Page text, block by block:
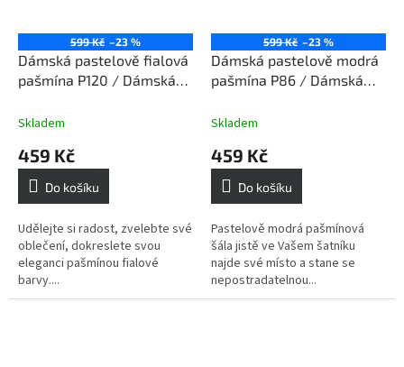
599 Kč –23 %
Dámská pastelově fialová
pašmína P120 / Dámská
Skladem
459 Kč
Do košíku
Udělejte si radost, zvelebte své
oblečení, dokreslete svou
eleganci pašmínou fialové
barvy....
599 Kč –23 %
Dámská pastelově modrá
pašmína P86 / Dámská
Skladem
459 Kč
Do košíku
Pastelově modrá pašmínová
šála jistě ve Vašem šatníku
najde své místo a stane se
nepostradatelnou...